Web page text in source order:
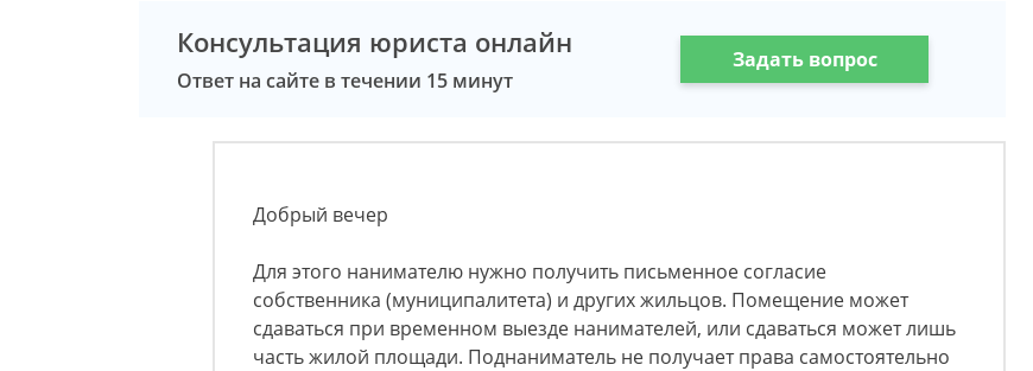
Консультация юриста онлайн
Ответ на сайте в течении 15 минут
Задать вопрос
Добрый вечер
Для этого нанимателю нужно получить письменное согласие
собственника (муниципалитета) и других жильцов. Помещение может
сдаваться при временном выезде нанимателей, или сдаваться может лишь
часть жилой площади. Поднаниматель не получает права самостоятельно